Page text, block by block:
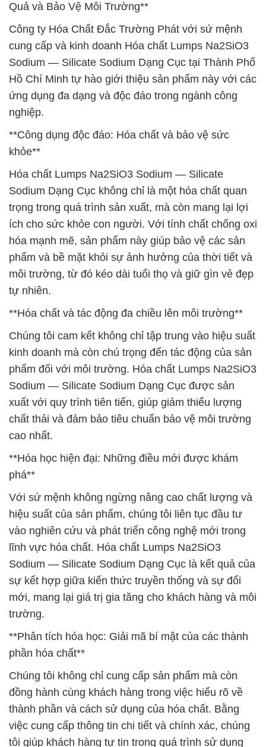
Quả và Bảo Vệ Môi Trường**
Công ty Hóa Chất Đắc Trường Phát với sứ mệnh
cung cấp và kinh doanh Hóa chất Lumps Na2SiO3
Sodium — Silicate Sodium Dạng Cục tại Thành Phố
Hồ Chí Minh tự hào giới thiệu sản phẩm này với các
ứng dụng đa dạng và độc đáo trong ngành công
nghiệp.
**Công dụng độc đáo: Hóa chất và bảo vệ sức
khỏe**
Hóa chất Lumps Na2SiO3 Sodium — Silicate
Sodium Dạng Cục không chỉ là một hóa chất quan
trọng trong quá trình sản xuất, mà còn mang lại lợi
ích cho sức khỏe con người. Với tính chất chống oxi
hóa mạnh mẽ, sản phẩm này giúp bảo vệ các sản
phẩm và bề mặt khỏi sự ảnh hưởng của thời tiết và
môi trường, từ đó kéo dài tuổi thọ và giữ gìn vẻ đẹp
tự nhiên.
**Hóa chất và tác động đa chiều lên môi trường**
Chúng tôi cam kết không chỉ tập trung vào hiệu suất
kinh doanh mà còn chú trọng đến tác động của sản
phẩm đối với môi trường. Hóa chất Lumps Na2SiO3
Sodium — Silicate Sodium Dạng Cục được sản
xuất với quy trình tiên tiến, giúp giảm thiểu lượng
chất thải và đảm bảo tiêu chuẩn bảo vệ môi trường
cao nhất.
**Hóa học hiện đại: Những điều mới được khám
phá**
Với sứ mệnh không ngừng nâng cao chất lượng và
hiệu suất của sản phẩm, chúng tôi liên tục đầu tư
vào nghiên cứu và phát triển công nghệ mới trong
lĩnh vực hóa chất. Hóa chất Lumps Na2SiO3
Sodium — Silicate Sodium Dạng Cục là kết quả của
sự kết hợp giữa kiến thức truyền thống và sự đổi
mới, mang lại giá trị gia tăng cho khách hàng và môi
trường.
**Phân tích hóa học: Giải mã bí mật của các thành
phần hóa chất**
Chúng tôi không chỉ cung cấp sản phẩm mà còn
đồng hành cùng khách hàng trong việc hiểu rõ về
thành phần và cách sử dụng của hóa chất. Bằng
việc cung cấp thông tin chi tiết và chính xác, chúng
tôi giúp khách hàng tự tin trong quá trình sử dụng